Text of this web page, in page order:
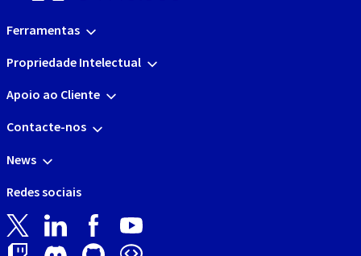
Ferramentas
Propriedade Intelectual
Apoio ao Cliente
Contacte-nos
News
Redes sociais